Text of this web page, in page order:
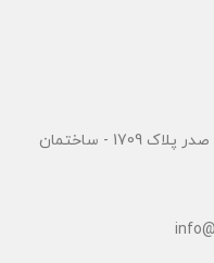
نشانی: خیابان شریعتی بالاتر از پل صدر پلاک 1709 - ساختمان